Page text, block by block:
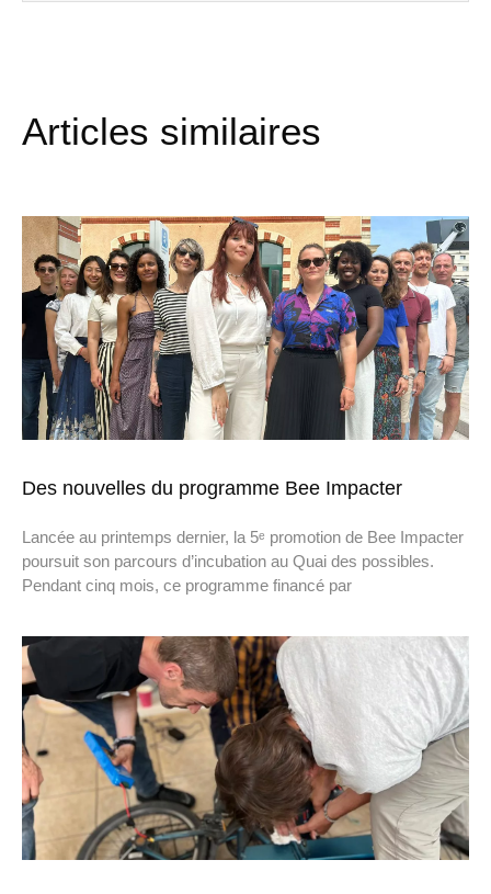
Articles similaires
Des nouvelles du programme Bee Impacter
Lancée au printemps dernier, la 5ᵉ promotion de Bee Impacter
poursuit son parcours d’incubation au Quai des possibles.
Pendant cinq mois, ce programme financé par